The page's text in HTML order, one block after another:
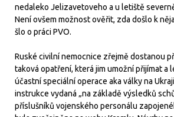
nedaleko Jelizavetoveho a u letiště
Není ovšem možnost ověřit, zda došlo k
šlo o práci PVO.
Ruské civilní nemocnice zřejmě dostanou
taková opatření, která jim umožní přijímat a
účastní speciální operace aka války na
instrukce vydaná „na základě výsledků
příslušníků vojenského personálu